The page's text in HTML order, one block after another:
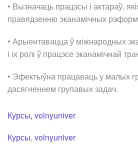
Курсы, volnyuniver
Курсы, volnyuniver
• Вызначаць працэсы і актараў,
правядзенню эканамічных
• Арыентавацца ў міжнародных
і іх ролі ў працэсе эканамічнай
• Эфектыўна працаваць у малых
дасягненнем групавых задач.